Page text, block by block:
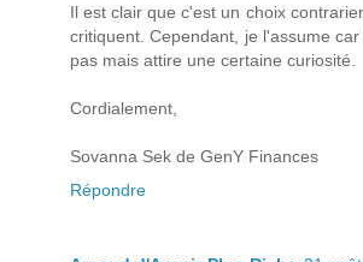
Il est clair que c'est un choix
critiquent. Cependant, je l'assume
pas mais attire une certaine curiosité.
Cordialement,
Sovanna Sek de GenY Finances
Répondre